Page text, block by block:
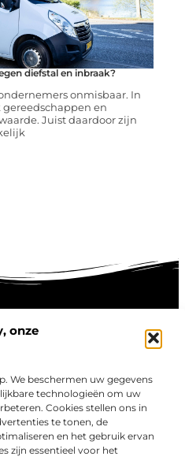
onze
We beschermen uw gegevens
technologieën om uw
Cookies stellen ons in
te tonen, de
en het gebruik ervan
zijn essentieel voor het
diefstal en inbraak?
onmisbaar. In
en
Juist daardoor zijn
blogs en artikelen die
om het leveren van
die jouw dagelijks leven